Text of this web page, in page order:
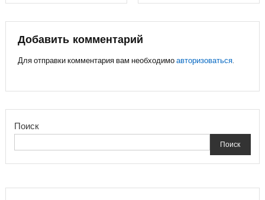
по
записям
Добавить комментарий
Для отправки комментария вам необходимоавторизоваться.
Поиск
Поиск